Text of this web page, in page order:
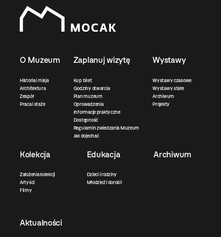
O Muzeum
Historia i misja
Architektura
Zespół
Praca i staże
Zaplanuj wizytę
Kup bilet
Godziny otwarcia
Plan muzeum
Oprowadzenia
Informacje praktyczne
Dostępność
Regulamin zwiedzania Muzeum
Jak dojechać
Wystawy
Wystawy czasowe
Wystawy stałe
Archiwum
Projekty
Kolekcja
Założenia kolekcji
Artyści
Filmy
Edukacja
Dzieci i rodziny
Młodzież i dorośli
Archiwum
Aktualności